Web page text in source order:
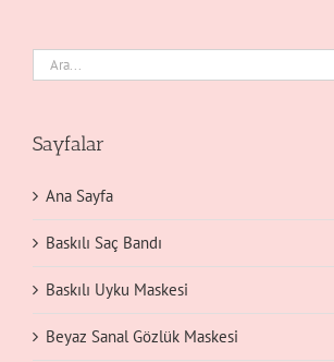
Ara:
Sayfalar
Ana Sayfa
Baskılı Saç Bandı
Baskılı Uyku Maskesi
Beyaz Sanal Gözlük Maskesi